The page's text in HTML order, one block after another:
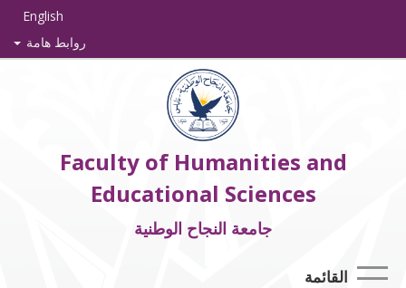
English
روابط هامة
Faculty of Humanities and
Educational Sciences
جامعة النجاح الوطنية
القائمة